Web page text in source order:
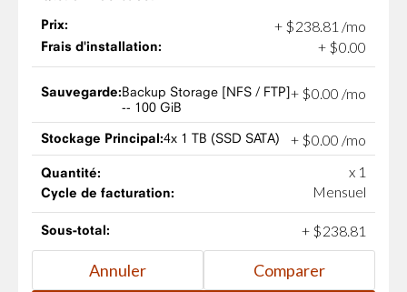
Prix:
+ $238 81 /mo
Frais d'installation: + $0.00
Sauvegarde:Backup Storage [NFS / FTP]
-- 100 GiB
+ $0 00 /mo
Stockage Principal:4x 1 TB (SSD SATA) + $0 00 /mo
Quantité: x 1
Cycle de facturation: Mensuel
Sous-total: + $238.81